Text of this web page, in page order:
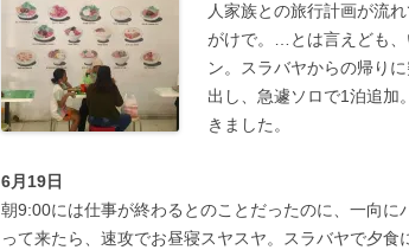
社会のこと ‐ 言
教 ‐
お土産
人家族との旅行計画が流
がけで。…とは言えども、
ン。スラバヤからの帰り
出し、急遽ソロで1泊追加
きました。
6月19日
朝9:00には仕事が終わるとのことだったのに、一向
って来たら、速攻でお昼寝スヤスヤ。スラバヤで夕